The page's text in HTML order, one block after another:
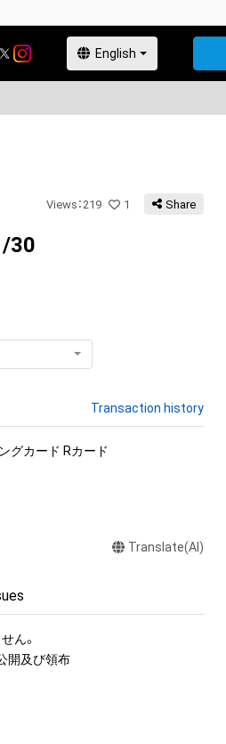
Views ： 219 1 Share
30
Transaction history
グカード Rカード
Translate(AI)
ん。
開及び領布